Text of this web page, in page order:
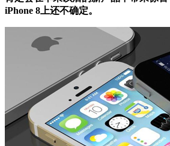
iPhone 8上还不确定。